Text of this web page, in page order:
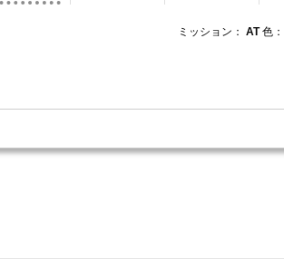
ミッション： AT 色：